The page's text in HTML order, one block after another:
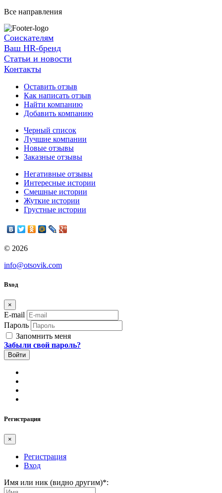
Все направления
Соискателям
Ваш HR-бренд
Статьи и новости
Контакты
Оставить отзыв
Как написать отзыв
Найти компанию
Добавить компанию
Черный список
Лучшие компании
Новые отзывы
Заказные отзывы
Негативные отзывы
Интересные истории
Смешные истории
Жуткие истории
Грустные истории
© 2026
info@otsovik.com
Вход
×
E-mail
Пароль
Запомнить меня
Забыли свой пароль?
Регистрация
×
Регистрация
Вход
Имя или ник (видно другим)*: